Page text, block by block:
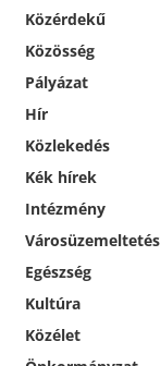
Közérdekű
Közösség
Pályázat
Hír
Közlekedés
Kék hírek
Intézmény
Városüzemeltetés
Egészség
Kultúra
Közélet